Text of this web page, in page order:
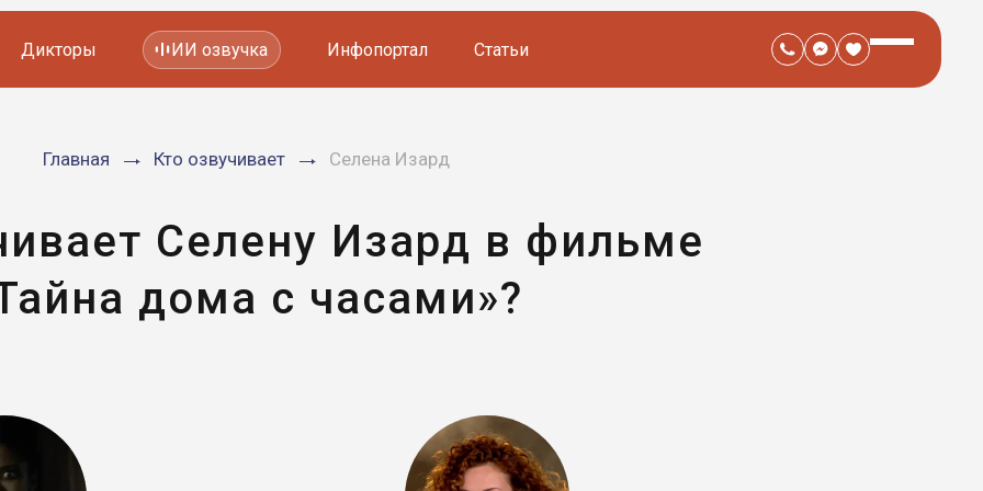
Мультфильмов
Дикторы ИИ озвучка Инфопортал Статьи
Главная Кто озвучивает Селена Изард
Селену Изард в фильме
дома с часами»?